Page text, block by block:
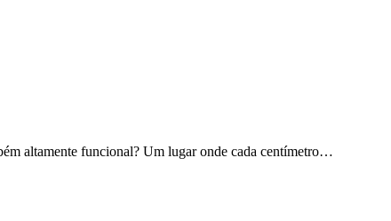
altamente funcional? Um lugar onde cada centímetro…